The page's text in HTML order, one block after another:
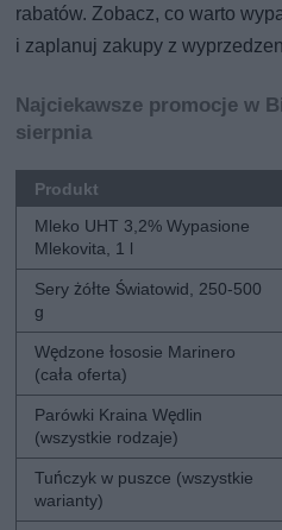
rabatów. Zobacz, co warto
i zaplanuj zakupy z
Najciekawsze promocje w
sierpnia
Produkt
Mleko UHT 3,2% Wypasione
Mlekovita, 1 l
Sery żółte Światowid, 250-500
g
Wędzone łososie Marinero
(cała oferta)
Parówki Kraina Wędlin
(wszystkie rodzaje)
Tuńczyk w puszce (wszystkie
warianty)